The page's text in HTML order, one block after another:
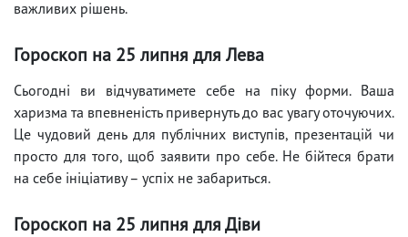
важливих рішень.
Гороскоп на 25 липня для Лева
Сьогодні ви відчуватимете себе на піку форми. Ваша
харизма та впевненість привернуть до вас увагу оточуючих.
Це чудовий день для публічних виступів, презентацій чи
просто для того, щоб заявити про себе. Не бійтеся брати
на себе ініціативу – успіх не забариться.
Гороскоп на 25 липня для Діви